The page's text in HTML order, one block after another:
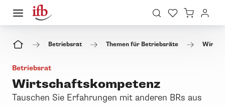
Betriebsrat Themen für Betriebsräte
Betriebsrat
Wirtschaftskompetenz
Tauschen Sie Erfahrungen mit anderen BRs aus